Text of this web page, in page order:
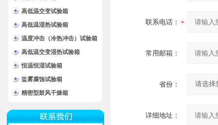
高低温交变试验箱
高低温湿热试验箱
温度冲击（冷热冲击）试验箱
高低温交变湿热试验箱
恒温恒湿试验箱
盐雾腐蚀试验箱
精密型鼓风干燥箱
联系电话：
常用邮箱：
省份：
详细地址：